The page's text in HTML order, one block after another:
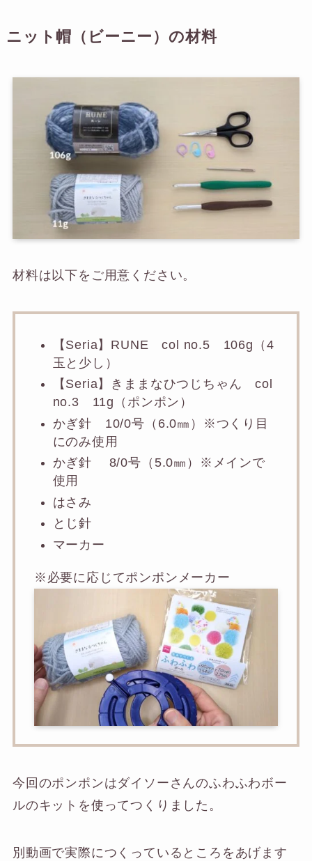
ニット帽（ビーニー）の材料
材料は以下をご用意ください。
【Seria】RUNE col no.5 106g（4
玉と少し）
【Seria】きままなひつじちゃん col
no.3 11g（ポンポン）
かぎ針 10/0号（6.0㎜）※つくり目
にのみ使用
かぎ針 8/0号（5.0㎜）※メインで
使用
はさみ
とじ針
マーカー
※必要に応じてポンポンメーカー
今回のポンポンはダイソーさんのふわふわボー
ルのキットを使ってつくりました。
別動画で実際につくっているところをあげます